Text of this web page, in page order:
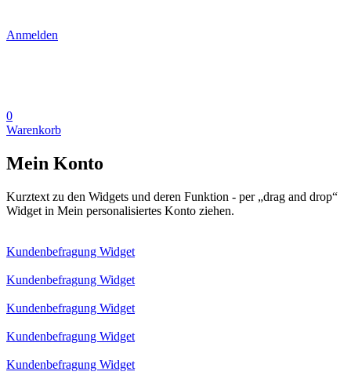
Anmelden
0
Warenkorb
Mein Konto
Kurztext zu den Widgets und deren Funktion - per „drag and drop“
Widget in Mein personalisiertes Konto ziehen.
Kundenbefragung Widget
Kundenbefragung Widget
Kundenbefragung Widget
Kundenbefragung Widget
Kundenbefragung Widget